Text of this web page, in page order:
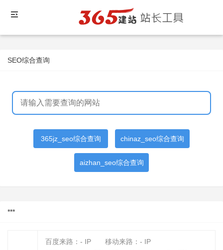
SEO综合查询
365jz_seo综合查询 chinaz_seo综合查询
aizhan_seo综合查询
***
百度来路： - IP 移动来路： - IP